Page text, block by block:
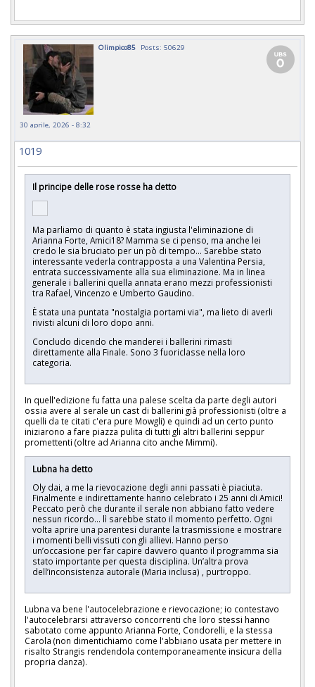
Olimpico85 Posts: 50629
30 aprile, 2026 - 8:32
1019
Il principe delle rose rosse ha detto
Ma parliamo di quanto è stata ingiusta l'eliminazione di
Arianna Forte, Amici18? Mamma se ci penso, ma anche lei
credo le sia bruciato per un pò di tempo... Sarebbe stato
interessante vederla contrapposta a una Valentina Persia,
entrata successivamente alla sua eliminazione. Ma in linea
generale i ballerini quella annata erano mezzi professionisti
tra Rafael, Vincenzo e Umberto Gaudino.
È stata una puntata "nostalgia portami via", ma lieto di averli
rivisti alcuni di loro dopo anni.
Concludo dicendo che manderei i ballerini rimasti
direttamente alla Finale. Sono 3 fuoriclasse nella loro
categoria.
In quell'edizione fu fatta una palese scelta da parte degli autori
ossia avere al serale un cast di ballerini già professionisti (oltre a
quelli da te citati c'era pure Mowgli) e quindi ad un certo punto
iniziarono a fare piazza pulita di tutti gli altri ballerini seppur
promettenti (oltre ad Arianna cito anche Mimmi).
Lubna ha detto
Oly dai, a me la rievocazione degli anni passati è piaciuta.
Finalmente e indirettamente hanno celebrato i 25 anni di Amici!
Peccato però che durante il serale non abbiano fatto vedere
nessun ricordo… lì sarebbe stato il momento perfetto. Ogni
volta aprire una parentesi durante la trasmissione e mostrare
i momenti belli vissuti con gli allievi. Hanno perso
un’occasione per far capire davvero quanto il programma sia
stato importante per questa disciplina. Un’altra prova
dell’inconsistenza autorale (Maria inclusa) , purtroppo.
Lubna va bene l'autocelebrazione e rievocazione; io contestavo
l'autocelebrarsi attraverso concorrenti che loro stessi hanno
sabotato come appunto Arianna Forte, Condorelli, e la stessa
Carola (non dimentichiamo come l'abbiano usata per mettere in
risalto Strangis rendendola contemporaneamente insicura della
propria danza).